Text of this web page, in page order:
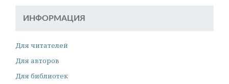
ИНФОРМАЦИЯ
Для читателей
Для авторов
Для библиотек